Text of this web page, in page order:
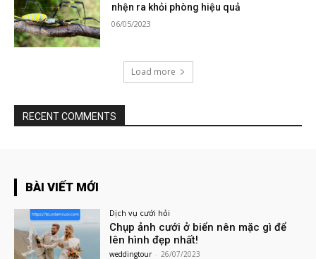
nhện ra khỏi phòng hiệu quả
06/05/2023
Load more
RECENT COMMENTS
BÀI VIẾT MỚI
Dịch vụ cưới hỏi
Chụp ảnh cưới ở biển nên mặc gì để
lên hình đẹp nhất!
weddingtour - 26/07/2023